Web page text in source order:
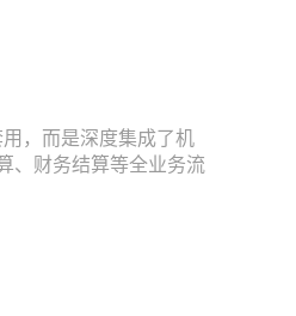
，而是深度集成了机
、财务结算等全业务流